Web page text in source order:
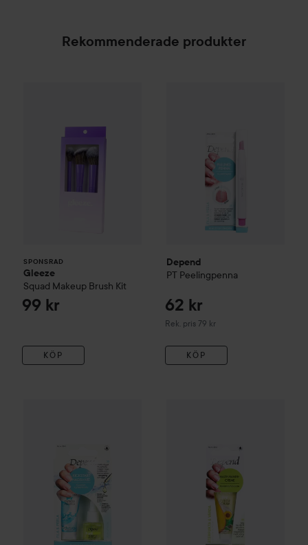
Rekommenderade produkter
SPONSRAD
Gleeze
Squad Makeup Brush Kit
99 kr
KÖP
Depend
PT Peelingpenna
62 kr
Rek. pris 79 kr
Rekommenderat pris 79 kr
KÖP